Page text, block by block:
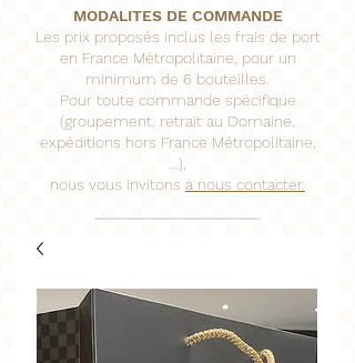
MODALITES DE COMMANDE
Les prix proposés inclus les frais de port
en France Métropolitaine, pour un
minimum de 6 bouteilles.
Pour toute commande spécifique
(groupement, retrait au Domaine,
expéditions hors France Métropolitaine,
…),
nous vous invitons à nous contacter.